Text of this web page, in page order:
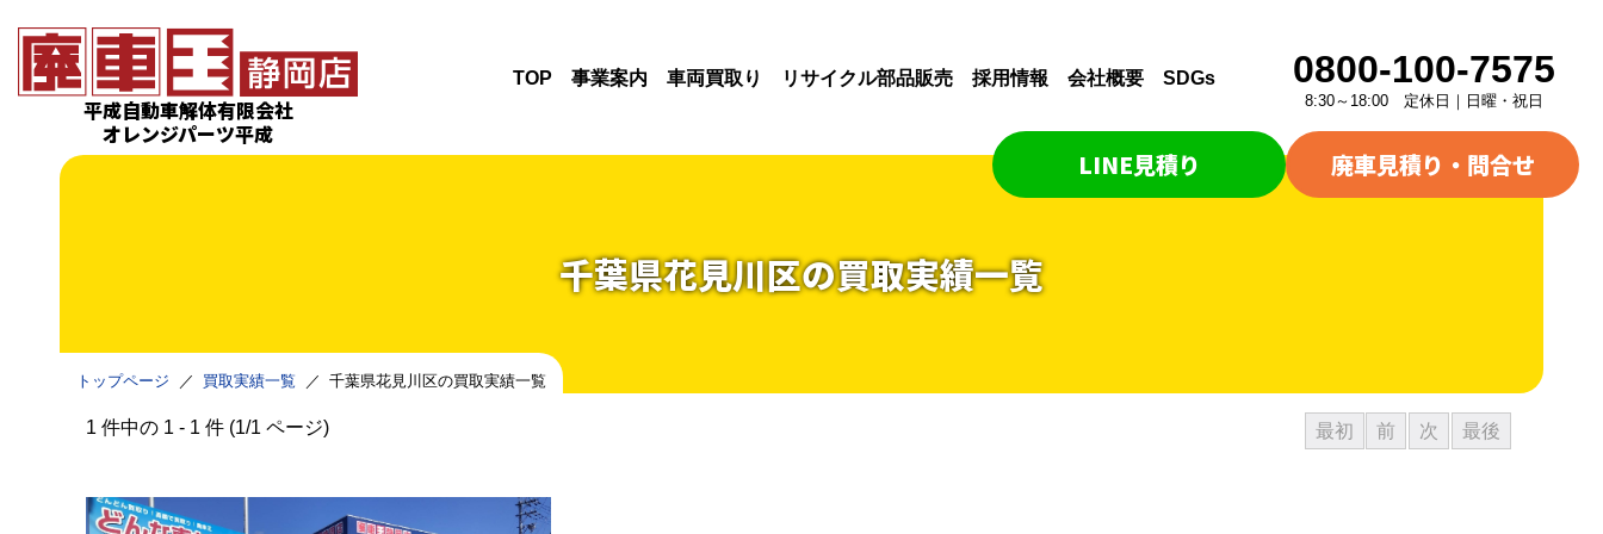
平成自動車解体有限会社
オレンジパーツ平成
TOP 事業案内 車両買取り リサイクル部品販売 採用情報 会社概要 SDGs 0800-100-7575
8:30～18:00 定休日｜日曜・祝日
LINE見積り 廃車見積り・問合せ
千葉県花見川区の買取実績一覧
トップページ 買取実績一覧 千葉県花見川区の買取実績一覧
1 件中の 1 - 1 件 (1/1 ページ) 最初 前 次 最後